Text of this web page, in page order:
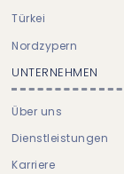
Türkei
Nordzypern
UNTERNEHMEN
Über uns
Dienstleistungen
Karriere